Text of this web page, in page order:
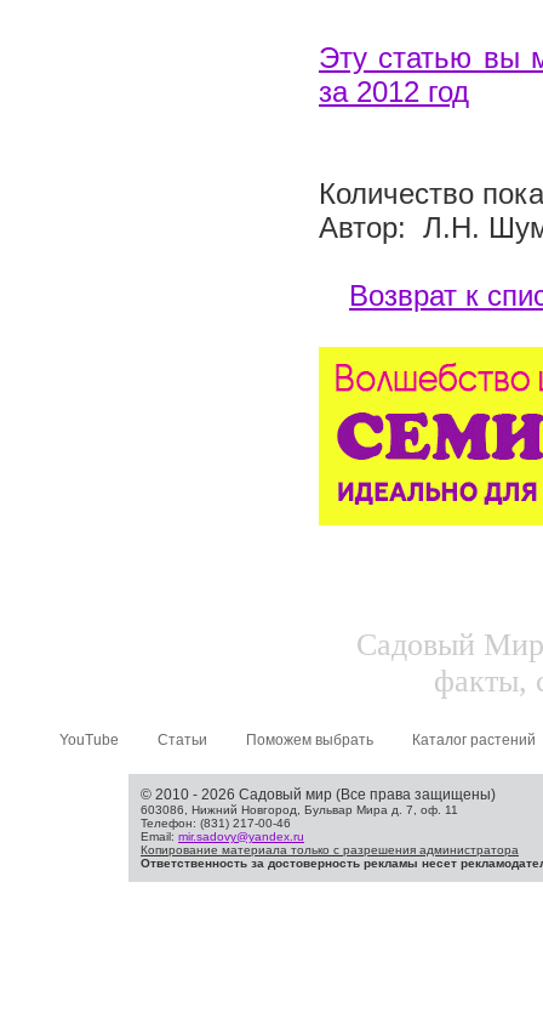
Эту статью вы
за 2012 год
Количество
Автор: Л.Н.
Возврат к
Садовый
факты,
YouTube Статьи Поможем выбрать Каталог растений
© 2010 - 2026 Садовый мир (Все права защищены)
603086, Нижний Новгород, Бульвар Мира д. 7, оф. 11
Телефон: (831) 217-00-46
Email: mir.sadovy@yandex.ru
Копирование материала только с разрешения администратора
Ответственность за достоверность рекламы несет